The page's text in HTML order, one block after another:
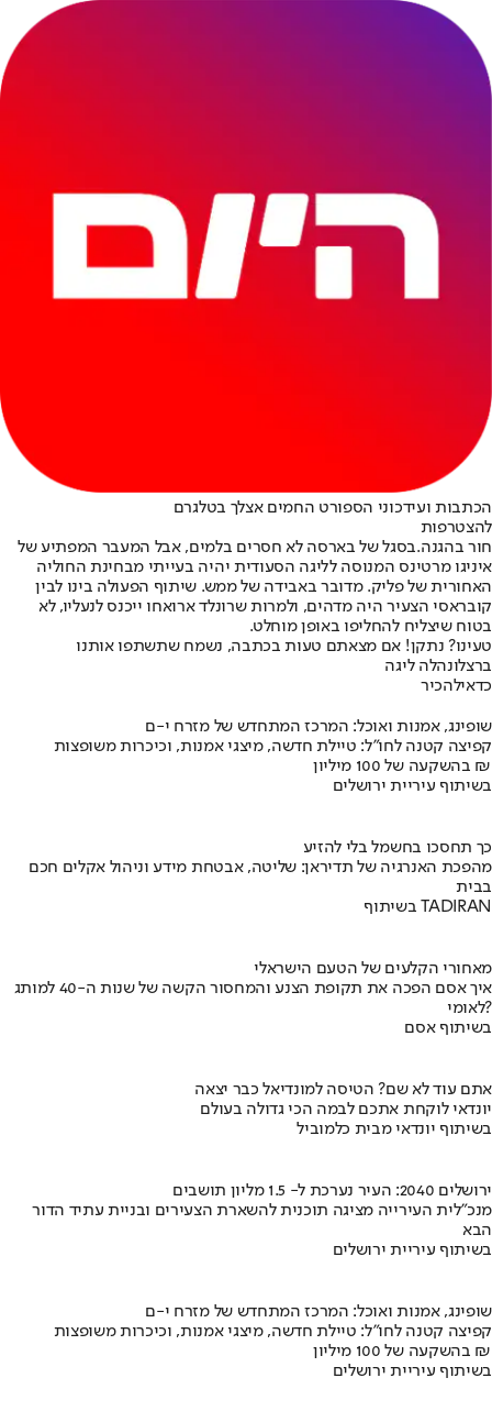
הכתבות ועידכוני הספורט החמים אצלך בטלגרם
להצטרפות
חור בהגנה.בסגל של בארסה לא חסרים בלמים, אבל המעבר המפתיע של
איניגו מרטינס המנוסה לליגה הסעודית יהיה בעייתי מבחינת החוליה
האחורית של פליק. מדובר באבידה של ממש. שיתוף הפעולה בינו לבין
קובראסי הצעיר היה מדהים, ולמרות שרונלד ארואחו ייכנס לנעליו, לא
בטוח שיצליח להחליפו באופן מוחלט.
טעינו? נתקן! אם מצאתם טעות בכתבה, נשמח שתשתפו אותנו
ברצלונהלה ליגה
כדאילהכיר
שופינג, אמנות ואוכל: המרכז המתחדש של מזרח י-ם
קפיצה קטנה לחו"ל: טיילת חדשה, מיצגי אמנות, וכיכרות משופצות
בהשקעה של 100 מיליון ₪
בשיתוף עיריית ירושלים
כך תחסכו בחשמל בלי להזיע
מהפכת האנרגיה של תדיראן: שליטה, אבטחת מידע וניהול אקלים חכם
בבית
בשיתוף TADIRAN
מאחורי הקלעים של הטעם הישראלי
איך אסם הפכה את תקופת הצנע והמחסור הקשה של שנות ה-40 למותג
לאומי?
בשיתוף אסם
אתם עוד לא שם? הטיסה למונדיאל כבר יצאה
יונדאי לוקחת אתכם לבמה הכי גדולה בעולם
בשיתוף יונדאי מבית כלמוביל
ירושלים 2040: העיר נערכת ל- 1.5 מליון תושבים
מנכ"לית העירייה מציגה תוכנית להשארת הצעירים ובניית עתיד הדור
הבא
בשיתוף עיריית ירושלים
שופינג, אמנות ואוכל: המרכז המתחדש של מזרח י-ם
קפיצה קטנה לחו"ל: טיילת חדשה, מיצגי אמנות, וכיכרות משופצות
בהשקעה של 100 מיליון ₪
בשיתוף עיריית ירושלים